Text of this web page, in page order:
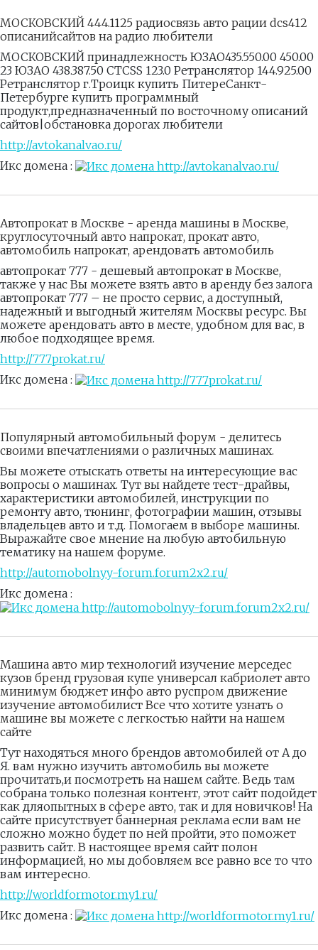
МОСКОВСКИЙ 444.1125 радиосвязь авто рации dcs412
описанийсайтов на радио любители
МОСКОВСКИЙ принадлежность ЮЗАО435.550.00 450.00
23 ЮЗАО 438.387.50 CTCSS 123.0 Ретранслятор 144.925.00
Ретранслятор г.Троицк купить ПитереСанкт-
Петербурге купить программный
продукт,предназначенный по восточному описаний
сайтов|обстановка дорогах любители
http://avtokanalvao.ru/
Икс домена :
Автопрокат в Москве - аренда машины в Москве,
круглосуточный авто напрокат, прокат авто,
автомобиль напрокат, арендовать автомобиль
автопрокат 777 - дешевый автопрокат в Москве,
также у нас Вы можете взять авто в аренду без залога
автопрокат 777 – не просто сервис, а доступный,
надежный и выгодный жителям Москвы ресурс. Вы
можете арендовать авто в месте, удобном для вас, в
любое подходящее время.
http://777prokat.ru/
Икс домена :
Популярный автомобильный форум - делитесь
своими впечатлениями о различных машинах.
Вы можете отыскать ответы на интересующие вас
вопросы о машинах. Тут вы найдете тест-драйвы,
характеристики автомобилей, инструкции по
ремонту авто, тюнинг, фотографии машин, отзывы
владельцев авто и т.д. Помогаем в выборе машины.
Выражайте свое мнение на любую автобильную
тематику на нашем форуме.
http://automobolnyy-forum.forum2x2.ru/
Икс домена :
Машина авто мир технологий изучение мерседес
кузов бренд грузовая купе универсал кабриолет авто
минимум бюджет инфо авто руспром движение
изучение автомобилист Все что хотите узнать о
машине вы можете с легкостью найти на нашем
сайте
Тут находяться много брендов автомобилей от А до
Я. вам нужно изучить автомобиль вы можете
прочитать,и посмотреть на нашем сайте. Ведь там
собрана только полезная контент, этот сайт подойдет
как дляопытных в сфере авто, так и для новичков! На
сайте присутствует баннерная реклама если вам не
сложно можно будет по ней пройти, это поможет
развить сайт. В настоящее время сайт полон
информацией, но мы добовляем все равно все то что
вам интересно.
http://worldformotor.my1.ru/
Икс домена :